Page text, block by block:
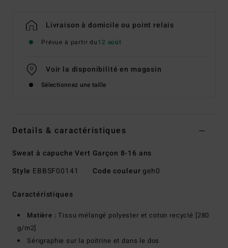
Livraison à domicile ou point relais
Prévue à partir du12 août
Voir la disponibilité en magasin
Sélectionnez une taille
Details & caractéristiques
Sweat à capuche Vert Garçon 8-16 ans
Style EBBSF00141 Code couleur geh0
Caractéristiques
Matière :Tissu mélangé polyester et coton recyclé [280
g/m2]
Sérigraphie sur la poitrine et dans le dos